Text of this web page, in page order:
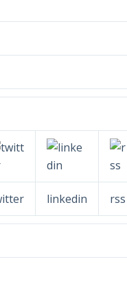
linkedin rss